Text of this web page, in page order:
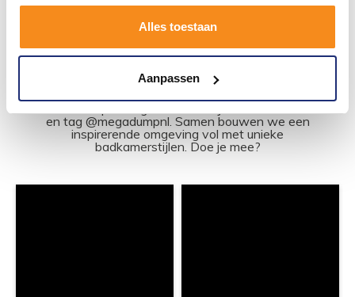
Alles toestaan
Aanpassen
#mijndroombadkamer
en tag @megadumpnl. Samen bouwen we een
inspirerende omgeving vol met unieke
badkamerstijlen. Doe je mee?